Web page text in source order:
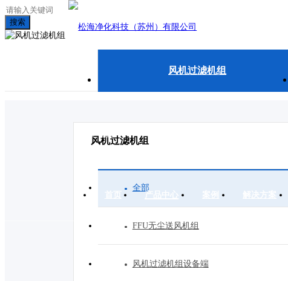
首页 产品中心 案例 解决方案
搜索
风机过滤机组
风机过滤机组
全部
FFU无尘送风机组
风机过滤机组设备端